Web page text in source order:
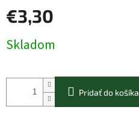
€3,30
cena:
Skladom
Pridať do košíka